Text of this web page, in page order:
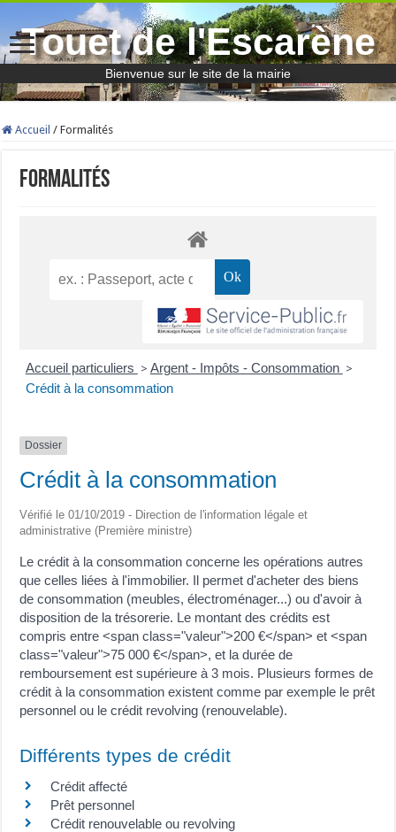
Touet de l'Escarène
Bienvenue sur le site de la mairie
Accueil / Formalités
Formalités
Accueil particuliers > Argent - Impôts - Consommation >
Crédit à la consommation
Dossier
Crédit à la consommation
Vérifié le 01/10/2019 - Direction de l'information légale et
administrative (Première ministre)
Le crédit à la consommation concerne les opérations autres
que celles liées à l'immobilier. Il permet d'acheter des biens
de consommation (meubles, électroménager...) ou d'avoir à
disposition de la trésorerie. Le montant des crédits est
compris entre <span class="valeur">200 €</span> et <span
class="valeur">75 000 €</span>, et la durée de
remboursement est supérieure à 3 mois. Plusieurs formes de
crédit à la consommation existent comme par exemple le prêt
personnel ou le crédit revolving (renouvelable).
Différents types de crédit
Crédit affecté
Prêt personnel
Crédit renouvelable ou revolving